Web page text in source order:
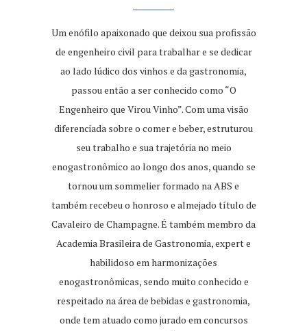
Um enófilo apaixonado que deixou sua profissão
de engenheiro civil para trabalhar e se dedicar
ao lado lúdico dos vinhos e da gastronomia,
passou então a ser conhecido como “O
Engenheiro que Virou Vinho”. Com uma visão
diferenciada sobre o comer e beber, estruturou
seu trabalho e sua trajetória no meio
enogastronômico ao longo dos anos, quando se
tornou um sommelier formado na ABS e
também recebeu o honroso e almejado título de
Cavaleiro de Champagne. É também membro da
Academia Brasileira de Gastronomia, expert e
habilidoso em harmonizações
enogastronômicas, sendo muito conhecido e
respeitado na área de bebidas e gastronomia,
onde tem atuado como jurado em concursos